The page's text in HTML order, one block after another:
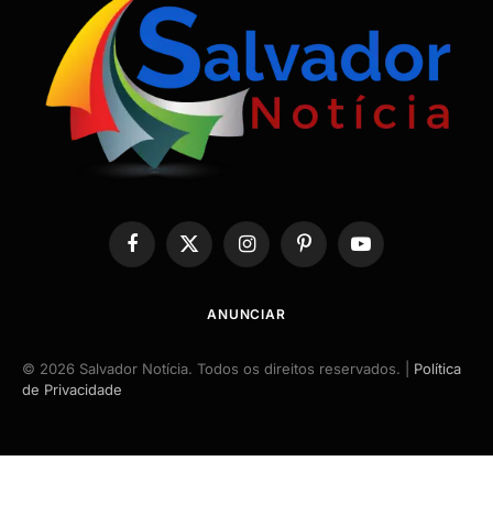
Facebook
X
InstagramPinterestYouTube
ANUNCIAR
© 2026 Salvador Notícia. Todos os direitos reservados. | Política
de Privacidade